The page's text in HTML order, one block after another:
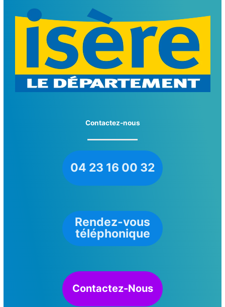
Contactez-nous
04 23 16 00 32
Rendez-vous
téléphonique
Contactez-Nous